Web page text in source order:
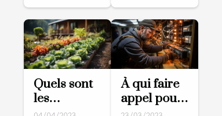
Quels sont
les
avantages
À qui faire
appel pour
vos travaux